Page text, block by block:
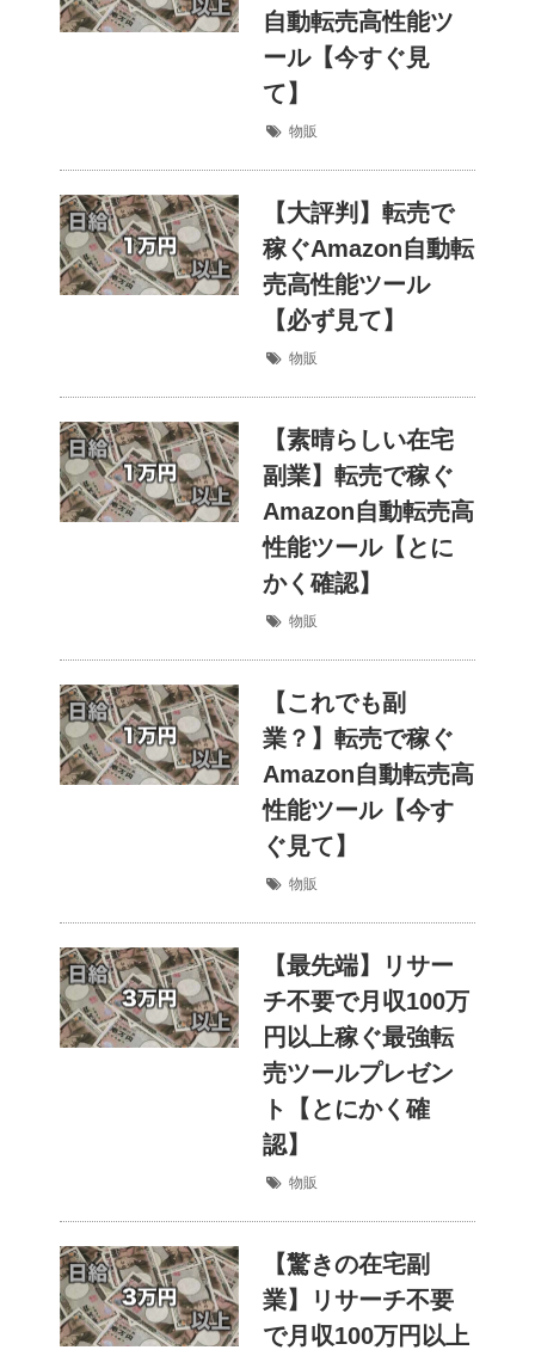
自動転売高性能ツ
ール【今すぐ見
て】
物販
【大評判】転売で
稼ぐAmazon自動転
売高性能ツール
【必ず見て】
物販
【素晴らしい在宅
副業】転売で稼ぐ
Amazon自動転売高
性能ツール【とに
かく確認】
物販
【これでも副
業？】転売で稼ぐ
Amazon自動転売高
性能ツール【今す
ぐ見て】
物販
【最先端】リサー
チ不要で月収100万
円以上稼ぐ最強転
売ツールプレゼン
ト【とにかく確
認】
物販
【驚きの在宅副
業】リサーチ不要
で月収100万円以上